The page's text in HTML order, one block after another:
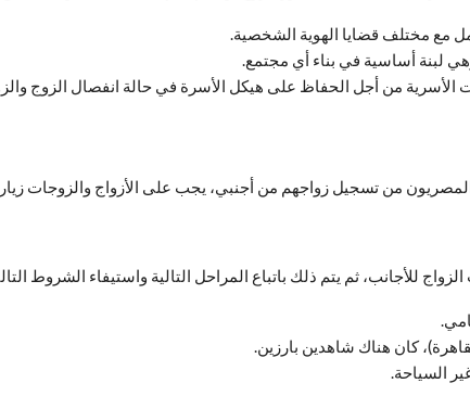
مع مختلف قضايا الهوية الشخصية.
وهي لبنة أساسية في بناء أي مجتمع.
من أجل الحفاظ على هيكل الأسرة في حالة انفصال الزوج
من تسجيل زواجهم من أجنبي، يجب على الأزواج والزوجات
للأجانب، ثم يتم ذلك باتباع المراحل التالية واستيفاء الشروط
كان هناك شاهدين بارزين.
السياحة.